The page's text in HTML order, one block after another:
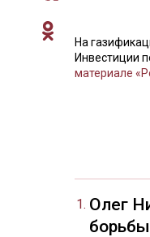
На
Инвестиции
материале
Олег